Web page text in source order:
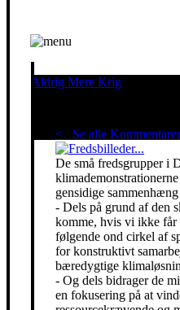
Aldrig Mere Krig
< Se alle Kommentarer
De små fredsgrupper i
gensidige
- Dels på grund af den
komme, hvis vi ikke får
følgende ond cirkel af
for konstruktivt
bæredygtige
- Og dels bidrager de
en fokusering på at